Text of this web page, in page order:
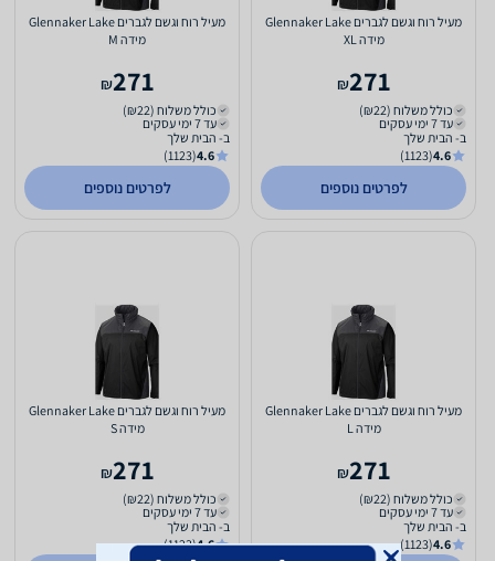
מעיל רוח וגשם לגברים Glennaker Lake
מידה XL
271
₪
כולל משלוח (₪22)
עד 7 ימי עסקים
ב- הבית שלך
4.6
(1123)
לפרטים נוספים
מעיל רוח וגשם לגברים Glennaker Lake
מידה M
271
₪
כולל משלוח (₪22)
עד 7 ימי עסקים
ב- הבית שלך
4.6
(1123)
לפרטים נוספים
מעיל רוח וגשם לגברים Glennaker Lake
מידה L
271
₪
כולל משלוח (₪22)
עד 7 ימי עסקים
ב- הבית שלך
4.6
(1123)
מעיל רוח וגשם לגברים Glennaker Lake
מידה S
271
₪
כולל משלוח (₪22)
עד 7 ימי עסקים
ב- הבית שלך
4.6
(1123)